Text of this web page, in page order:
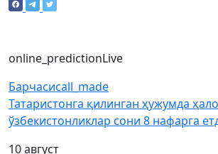
online_predictionLive
Барчасиcall_made
Татаристонга қилинган ҳужумда
ўзбекистонликлар сони 8 нафарга
10 август